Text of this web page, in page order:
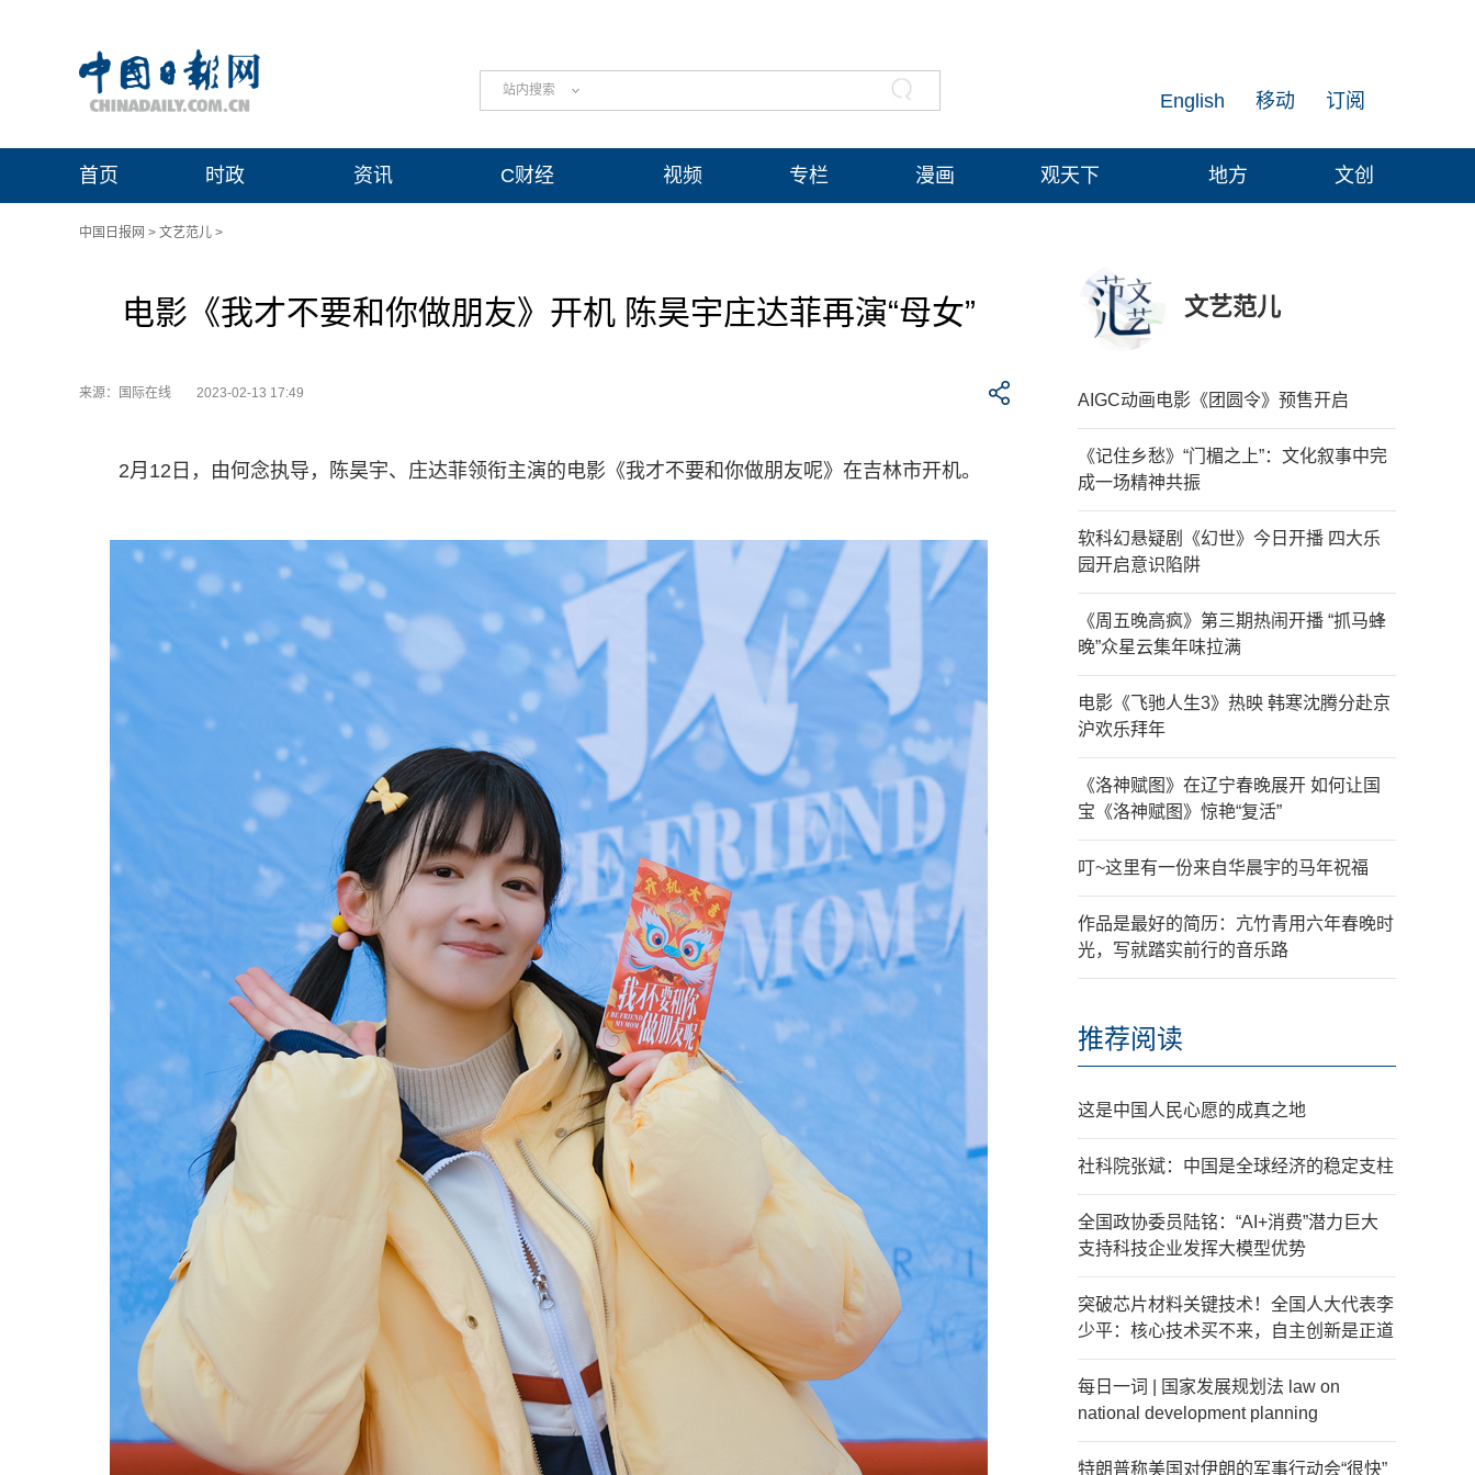
站内搜索 订阅
移动
English
首页 时政 资讯 C财经 视频 专栏 漫画 观天下 地方 文创
中国日报网 > 文艺范儿 >
电影《我才不要和你做朋友》开机 陈昊宇庄达菲再演“母女”
来源：国际在线 2023-02-13 17:49
2月12日，由何念执导，陈昊宇、庄达菲领衔主演的电影《我才不要和你做朋友呢》在吉林市开机。
文艺范儿
AIGC动画电影《团圆令》预售开启
《记住乡愁》“门楣之上”：文化叙事中完
成一场精神共振
软科幻悬疑剧《幻世》今日开播 四大乐
园开启意识陷阱
《周五晚高疯》第三期热闹开播 “抓马蜂
晚”众星云集年味拉满
电影《飞驰人生3》热映 韩寒沈腾分赴京
沪欢乐拜年
《洛神赋图》在辽宁春晚展开 如何让国
宝《洛神赋图》惊艳“复活”
叮~这里有一份来自华晨宇的马年祝福
作品是最好的简历：亢竹青用六年春晚时
光，写就踏实前行的音乐路
推荐阅读
这是中国人民心愿的成真之地
社科院张斌：中国是全球经济的稳定支柱
全国政协委员陆铭：“AI+消费”潜力巨大
支持科技企业发挥大模型优势
突破芯片材料关键技术！全国人大代表李
少平：核心技术买不来，自主创新是正道
每日一词 | 国家发展规划法 law on
national development planning
特朗普称美国对伊朗的军事行动会“很快”